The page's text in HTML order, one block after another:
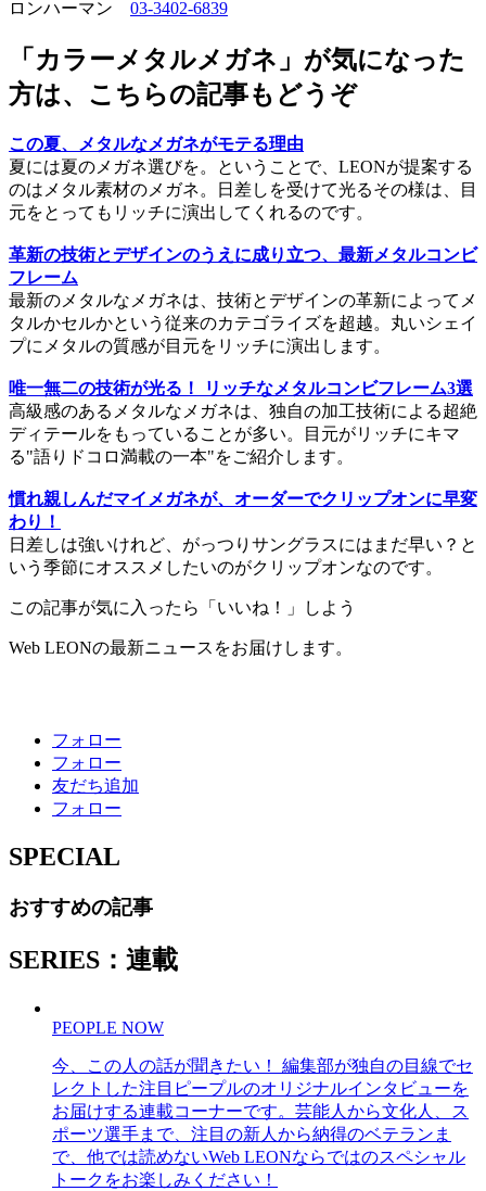
ロンハーマン 03-3402-6839
「カラーメタルメガネ」が気になった
方は、こちらの記事もどうぞ
この夏、メタルなメガネがモテる理由
夏には夏のメガネ選びを。ということで、LEONが提案する
のはメタル素材のメガネ。日差しを受けて光るその様は、目
元をとってもリッチに演出してくれるのです。
革新の技術とデザインのうえに成り立つ、最新メタルコンビ
フレーム
最新のメタルなメガネは、技術とデザインの革新によってメ
タルかセルかという従来のカテゴライズを超越。丸いシェイ
プにメタルの質感が目元をリッチに演出します。
唯一無二の技術が光る！ リッチなメタルコンビフレーム3選
高級感のあるメタルなメガネは、独自の加工技術による超絶
ディテールをもっていることが多い。目元がリッチにキマ
る"語りドコロ満載の一本"をご紹介します。
慣れ親しんだマイメガネが、オーダーでクリップオンに早変
わり！
日差しは強いけれど、がっつりサングラスにはまだ早い？と
いう季節にオススメしたいのがクリップオンなのです。
この記事が気に入ったら「いいね！」しよう
Web LEONの最新ニュースをお届けします。
フォロー
フォロー
友だち追加
フォロー
SPECIAL
おすすめの記事
SERIES：連載
PEOPLE NOW
今、この人の話が聞きたい！ 編集部が独自の目線でセ
レクトした注目ピープルのオリジナルインタビューを
お届けする連載コーナーです。芸能人から文化人、ス
ポーツ選手まで、注目の新人から納得のベテランま
で、他では読めないWeb LEONならではのスペシャル
トークをお楽しみください！